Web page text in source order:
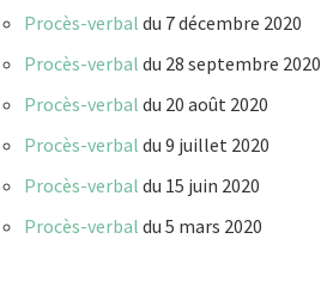
Procès-verbal du 7 décembre 2020
Procès-verbal du 28 septembre 2020
Procès-verbal du 20 août 2020
Procès-verbal du 9 juillet 2020
Procès-verbal du 15 juin 2020
Procès-verbal du 5 mars 2020